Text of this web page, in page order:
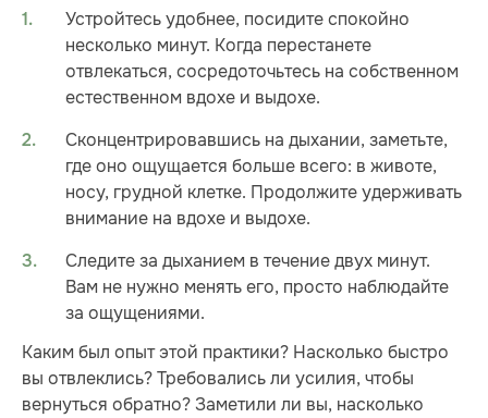
Устройтесь удобнее, посидите спокойно
несколько минут. Когда перестанете
отвлекаться, сосредоточьтесь на собственном
естественном вдохе и выдохе.
Сконцентрировавшись на дыхании, заметьте,
где оно ощущается больше всего: в животе,
носу, грудной клетке. Продолжите удерживать
внимание на вдохе и выдохе.
Следите за дыханием в течение двух минут.
Вам не нужно менять его, просто наблюдайте
за ощущениями.
Каким был опыт этой практики? Насколько быстро
вы отвлеклись? Требовались ли усилия, чтобы
вернуться обратно? Заметили ли вы, насколько